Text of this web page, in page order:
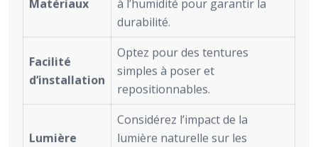
Matériaux
à l’humidité pour garantir la
durabilité.
Facilité
d’installation
Optez pour des tentures
simples à poser et
repositionnables.
Lumière
Considérez l’impact de la
lumière naturelle sur les